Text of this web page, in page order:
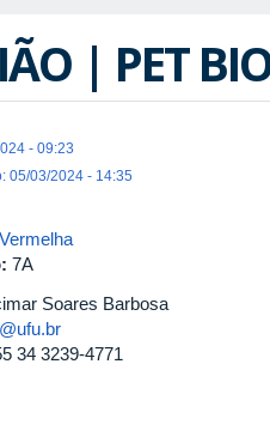
| PET
- 09:23
05/03/2024 - 14:35
7A
Soares Barbosa
34 3239-4771